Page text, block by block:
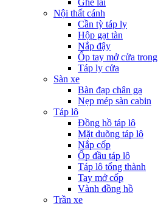
Ghế lái
Nội thất cánh
Cần tỳ táp ly
Hộp gạt tàn
Nắp đậy
Ốp tay mở cửa trong
Táp ly cửa
Sàn xe
Bàn đạp chân ga
Nẹp mép sàn cabin
Táp lô
Đồng hồ táp lô
Mặt duõng táp lô
Nắp cốp
Ốp đầu táp lô
Táp lô tổng thành
Tay mở cốp
Vành đồng hồ
Trần xe